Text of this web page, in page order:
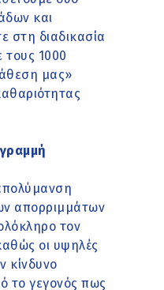
και
στη διαδικασία
1000
μας»
απορριμμάτων
τον
οι υψηλές
κίνδυνο
το γεγονός πως